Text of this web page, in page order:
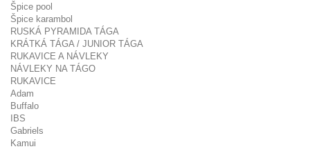
Špice pool
Špice karambol
RUSKÁ PYRAMIDA TÁGA
KRÁTKÁ TÁGA / JUNIOR TÁGA
RUKAVICE A NÁVLEKY
NÁVLEKY NA TÁGO
RUKAVICE
Adam
Buffalo
IBS
Gabriels
Kamui